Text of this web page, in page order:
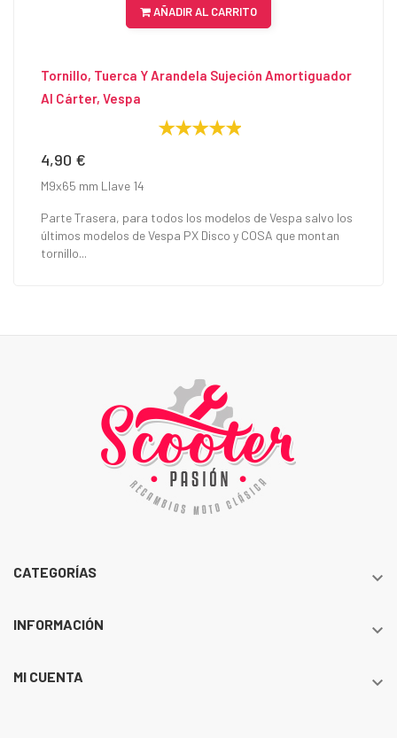
AÑADIR AL CARRITO
Tornillo, Tuerca Y Arandela Sujeción Amortiguador
Al Cárter, Vespa
Precio
4,90 €
M9x65 mm Llave 14
Parte Trasera, para todos los modelos de Vespa salvo los
últimos modelos de Vespa PX Disco y COSA que montan
tornillo...
CATEGORÍAS 
INFORMACIÓN 
MI CUENTA 